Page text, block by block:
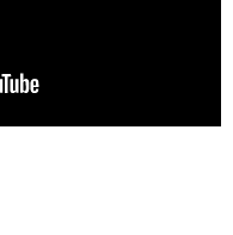
“tout public” sur